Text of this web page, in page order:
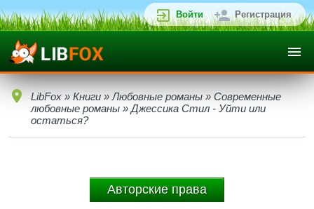
Войти Регистрация
LibFox » Книги » Любовные романы » Современные
любовные романы » Джессика Стил - Уйти или
остаться?
Авторские права